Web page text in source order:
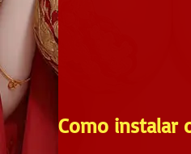
Como instalar